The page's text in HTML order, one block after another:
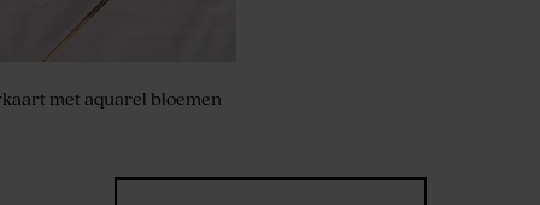
met aquarel bloemen